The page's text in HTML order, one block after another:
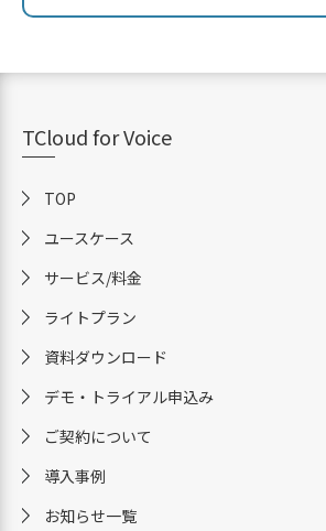
TCloud for Voice
TOP
ユースケース
サービス/料金
ライトプラン
資料ダウンロード
デモ・トライアル申込み
ご契約について
導入事例
お知らせ一覧